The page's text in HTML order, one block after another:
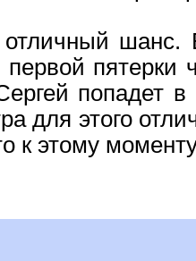
отличный
пятерки
попадет
для этого
к этому